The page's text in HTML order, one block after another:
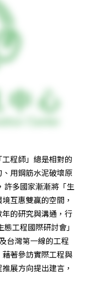
程師」總是相對的
用鋼筋水泥破壞原
許多國家漸漸將「生
互惠雙贏的空間，
的研究與溝通，行
工程國際研討會」
台灣第一線的工程
著參訪實際工程與
展方向提出建言，